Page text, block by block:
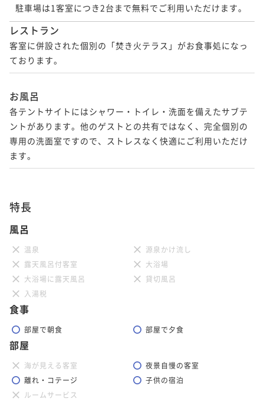
駐車場は1客室につき2台まで無料でご利用いただけます。
レストラン
客室に併設された個別の「焚き火テラス」がお食事処になっ
ております。
お風呂
各テントサイトにはシャワー・トイレ・洗面を備えたサブテ
ントがあります。他のゲストとの共有ではなく、完全個別の
専用の洗面室ですので、ストレスなく快適にご利用いただけ
ます。
特長
風呂
温泉
源泉かけ流し
露天風呂付客室
大浴場
大浴場に露天風呂
貸切風呂
入湯税
食事
部屋で朝食 部屋で夕食
部屋
海が見える客室
夜景自慢の客室
離れ・コテージ
子供の宿泊
ルームサービス